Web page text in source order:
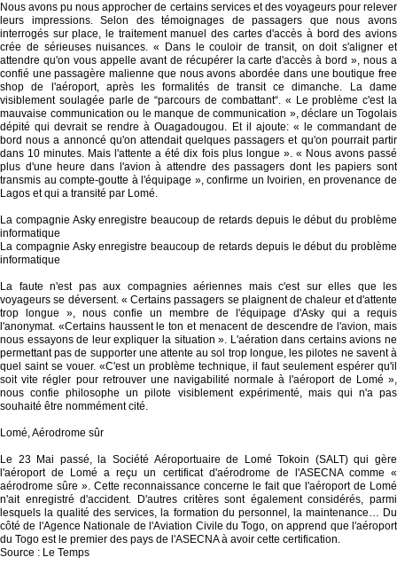
Nous avons pu nous approcher de certains services et des voyageurs pour relever
leurs impressions. Selon des témoignages de passagers que nous avons
interrogés sur place, le traitement manuel des cartes d'accès à bord des avions
crée de sérieuses nuisances. « Dans le couloir de transit, on doit s'aligner et
attendre qu'on vous appelle avant de récupérer la carte d'accès à bord », nous a
confié une passagère malienne que nous avons abordée dans une boutique free
shop de l'aéroport, après les formalités de transit ce dimanche. La dame
visiblement soulagée parle de “parcours de combattant“. « Le problème c'est la
mauvaise communication ou le manque de communication », déclare un Togolais
dépité qui devrait se rendre à Ouagadougou. Et il ajoute: « le commandant de
bord nous a annoncé qu'on attendait quelques passagers et qu'on pourrait partir
dans 10 minutes. Mais l'attente a été dix fois plus longue ». « Nous avons passé
plus d'une heure dans l'avion à attendre des passagers dont les papiers sont
transmis au compte-goutte à l'équipage », confirme un Ivoirien, en provenance de
Lagos et qui a transité par Lomé.
La compagnie Asky enregistre beaucoup de retards depuis le début du problème
informatique
La compagnie Asky enregistre beaucoup de retards depuis le début du problème
informatique
La faute n'est pas aux compagnies aériennes mais c'est sur elles que les
voyageurs se déversent. « Certains passagers se plaignent de chaleur et d'attente
trop longue », nous confie un membre de l'équipage d'Asky qui a requis
l'anonymat. «Certains haussent le ton et menacent de descendre de l'avion, mais
nous essayons de leur expliquer la situation ». L'aération dans certains avions ne
permettant pas de supporter une attente au sol trop longue, les pilotes ne savent à
quel saint se vouer. «C'est un problème technique, il faut seulement espérer qu'il
soit vite régler pour retrouver une navigabilité normale à l'aéroport de Lomé »,
nous confie philosophe un pilote visiblement expérimenté, mais qui n'a pas
souhaité être nommément cité.
Lomé, Aérodrome sûr
Le 23 Mai passé, la Société Aéroportuaire de Lomé Tokoin (SALT) qui gère
l'aéroport de Lomé a reçu un certificat d'aérodrome de l'ASECNA comme «
aérodrome sûre ». Cette reconnaissance concerne le fait que l'aéroport de Lomé
n'ait enregistré d'accident. D'autres critères sont également considérés, parmi
lesquels la qualité des services, la formation du personnel, la maintenance… Du
côté de l'Agence Nationale de l'Aviation Civile du Togo, on apprend que l'aéroport
du Togo est le premier des pays de l'ASECNA à avoir cette certification.
Source : Le Temps